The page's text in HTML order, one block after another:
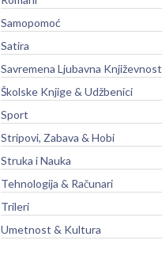
Samopomoć
Satira
Savremena Ljubavna Književnost
Školske Knjige & Udžbenici
Sport
Stripovi, Zabava & Hobi
Struka i Nauka
Tehnologija & Računari
Trileri
Umetnost & Kultura